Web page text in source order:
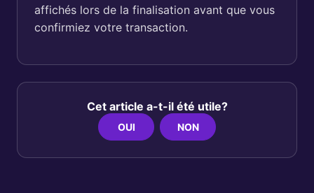
affichés lors de la finalisation avant que vous
confirmiez votre transaction.
Cet article a-t-il été utile?
OUI NON